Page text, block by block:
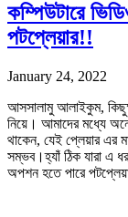
কম্পিউটারে
পটপ্লেয়ার!!
January 24, 2022
আসসালামু আলাইকুম,
নিয়ে। আমাদের মধ্যে
থাকেন, যেই প্লেয়ার এর
সম্ভব।হ্যাঁ ঠিক যারা এ
অপশন হতে পারে